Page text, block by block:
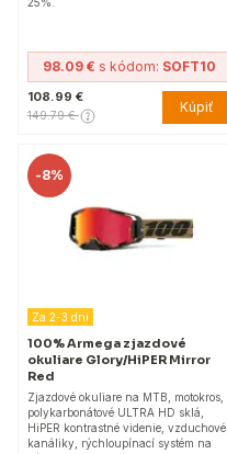
98.09 € s kódom: SOFT10
108.99 €
149.79 € Kúpiť
-8%
Za 2-3 dni
100% Armega zjazdové
okuliare Glory/HiPER Mirror
Red
Zjazdové okuliare na MTB, motokros,
polykarbonátové ULTRA HD sklá,
HiPER kontrastné videnie, vzduchové
kanáliky, rýchloupínací systém na